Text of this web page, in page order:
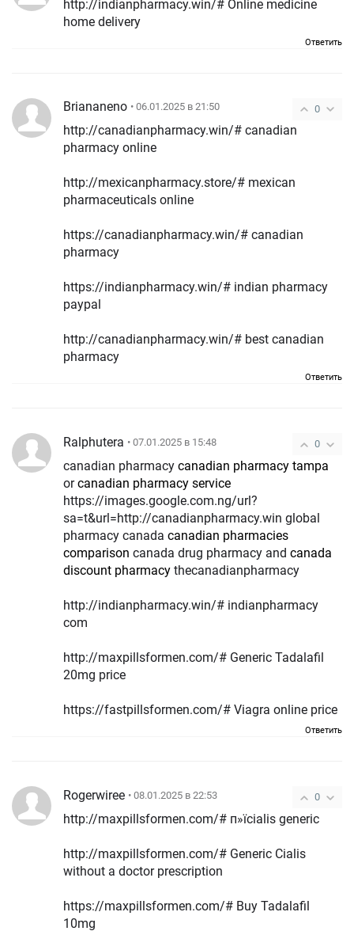
http://indianpharmacy.win/# Online medicine
home delivery
Ответить
0
Briananeno • 06.01.2025 в 21:50
http://canadianpharmacy.win/# canadian
pharmacy online
http://mexicanpharmacy.store/# mexican
pharmaceuticals online
https://canadianpharmacy.win/# canadian
pharmacy
https://indianpharmacy.win/# indian pharmacy
paypal
http://canadianpharmacy.win/# best canadian
pharmacy
Ответить
0
Ralphutera • 07.01.2025 в 15:48
canadian pharmacy canadian pharmacy tampa
orcanadian pharmacy service
https://images.google.com.ng/url?
sa=t&url=http://canadianpharmacy.win global
pharmacy canada canadian pharmacies
comparison canada drug pharmacy and canada
discount pharmacy thecanadianpharmacy
http://indianpharmacy.win/# indianpharmacy
com
http://maxpillsformen.com/# Generic Tadalafil
20mg price
https://fastpillsformen.com/# Viagra online price
Ответить
0
Rogerwiree • 08.01.2025 в 22:53
http://maxpillsformen.com/# п»їcialis generic
http://maxpillsformen.com/# Generic Cialis
without a doctor prescription
https://maxpillsformen.com/# Buy Tadalafil
10mg